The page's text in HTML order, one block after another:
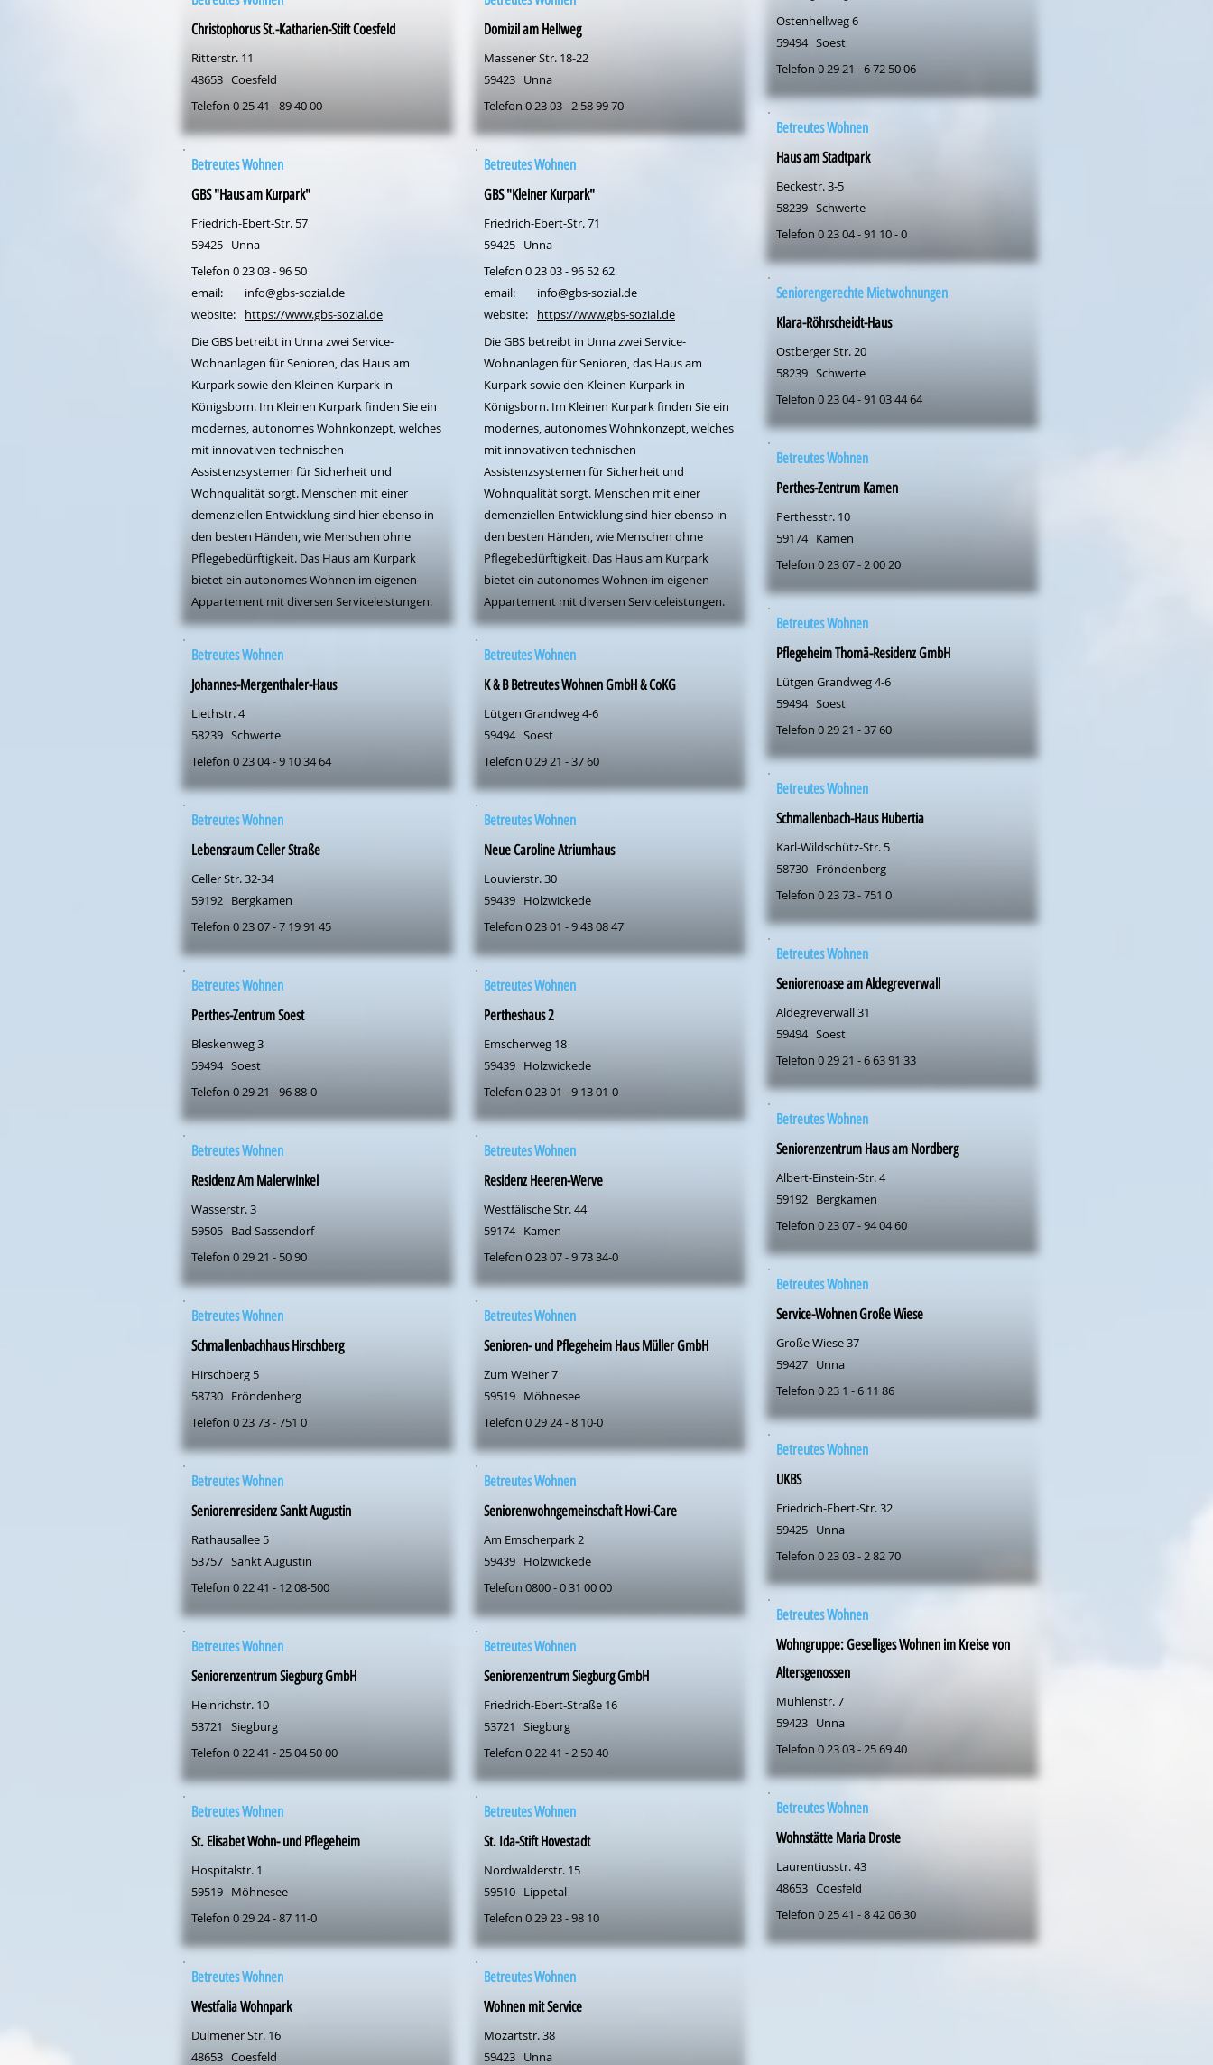
Christophorus St.-Katharien-Stift Coesfeld
Ritterstr. 11
48653 Coesfeld
Telefon 0 25 41 - 89 40 00
Betreutes Wohnen
GBS "Haus am Kurpark"
Friedrich-Ebert-Str. 57
59425 Unna
Telefon 0 23 03 - 96 50
email:
website:
info@gbs-sozial.de
https://www.gbs-sozial.de
Die GBS betreibt in Unna zwei Service-
Wohnanlagen für Senioren, das Haus am
Kurpark sowie den Kleinen Kurpark in
Königsborn. Im Kleinen Kurpark finden Sie ein
modernes, autonomes Wohnkonzept, welches
mit innovativen technischen
Assistenzsystemen für Sicherheit und
Wohnqualität sorgt. Menschen mit einer
demenziellen Entwicklung sind hier ebenso in
den besten Händen, wie Menschen ohne
Pflegebedürftigkeit. Das Haus am Kurpark
bietet ein autonomes Wohnen im eigenen
Appartement mit diversen Serviceleistungen.
Betreutes Wohnen
Johannes-Mergenthaler-Haus
Liethstr. 4
58239 Schwerte
Telefon 0 23 04 - 9 10 34 64
Betreutes Wohnen
Lebensraum Celler Straße
Celler Str. 32-34
59192 Bergkamen
Telefon 0 23 07 - 7 19 91 45
Betreutes Wohnen
Perthes-Zentrum Soest
Bleskenweg 3
59494 Soest
Telefon 0 29 21 - 96 88-0
Betreutes Wohnen
Residenz Am Malerwinkel
Wasserstr. 3
59505 Bad Sassendorf
Telefon 0 29 21 - 50 90
Betreutes Wohnen
Schmallenbachhaus Hirschberg
Hirschberg 5
58730 Fröndenberg
Telefon 0 23 73 - 751 0
Betreutes Wohnen
Seniorenresidenz Sankt Augustin
Rathausallee 5
53757 Sankt Augustin
Telefon 0 22 41 - 12 08-500
Betreutes Wohnen
Seniorenzentrum Siegburg GmbH
Heinrichstr. 10
53721
Siegburg
Telefon 0 22 41 - 25 04 50 00
Betreutes Wohnen
St. Elisabet Wohn- und Pflegeheim
Hospitalstr. 1
59519 Möhnesee
Telefon 0 29 24 - 87 11-0
Betreutes Wohnen
Westfalia Wohnpark
Dülmener Str. 16
48653 Coesfeld
Domizil am Hellweg
Massener Str. 18-22
59423 Unna
Telefon 0 23 03 - 2 58 99 70
Betreutes Wohnen
GBS "Kleiner Kurpark"
Friedrich-Ebert-Str. 71
59425 Unna
Telefon 0 23 03 - 96 52 62
email:
website:
info@gbs-sozial.de
https://www.gbs-sozial.de
Die GBS betreibt in Unna zwei Service-
Wohnanlagen für Senioren, das Haus am
Kurpark sowie den Kleinen Kurpark in
Königsborn. Im Kleinen Kurpark finden Sie ein
modernes, autonomes Wohnkonzept, welches
mit innovativen technischen
Assistenzsystemen für Sicherheit und
Wohnqualität sorgt. Menschen mit einer
demenziellen Entwicklung sind hier ebenso in
den besten Händen, wie Menschen ohne
Pflegebedürftigkeit. Das Haus am Kurpark
bietet ein autonomes Wohnen im eigenen
Appartement mit diversen Serviceleistungen.
Betreutes Wohnen
K & B Betreutes Wohnen GmbH & CoKG
Lütgen Grandweg 4-6
59494 Soest
Telefon 0 29 21 - 37 60
Betreutes Wohnen
Neue Caroline Atriumhaus
Louvierstr. 30
59439 Holzwickede
Telefon 0 23 01 - 9 43 08 47
Betreutes Wohnen
Pertheshaus 2
Emscherweg 18
59439 Holzwickede
Telefon 0 23 01 - 9 13 01-0
Betreutes Wohnen
Residenz Heeren-Werve
Westfälische Str. 44
59174 Kamen
Telefon 0 23 07 - 9 73 34-0
Betreutes Wohnen
Senioren- und Pflegeheim Haus Müller GmbH
Zum Weiher 7
59519 Möhnesee
Telefon 0 29 24 - 8 10-0
Betreutes Wohnen
Seniorenwohngemeinschaft Howi-Care
Am Emscherpark 2
59439 Holzwickede
Telefon 0800 - 0 31 00 00
Betreutes Wohnen
Seniorenzentrum Siegburg GmbH
Friedrich-Ebert-Straße 16
53721
Siegburg
Telefon 0 22 41 - 2 50 40
Betreutes Wohnen
St. Ida-Stift Hovestadt
Nordwalderstr. 15
59510 Lippetal
Telefon 0 29 23 - 98 10
Betreutes Wohnen
Wohnen mit Service
Mozartstr. 38
59423 Unna
Ostenhellweg 6
59494 Soest
Telefon 0 29 21 - 6 72 50 06
Betreutes Wohnen
Haus am Stadtpark
Beckestr. 3-5
58239 Schwerte
Telefon 0 23 04 - 91 10 - 0
Seniorengerechte Mietwohnungen
Klara-Röhrscheidt-Haus
Ostberger Str. 20
58239 Schwerte
Telefon 0 23 04 - 91 03 44 64
Betreutes Wohnen
Perthes-Zentrum Kamen
Perthesstr. 10
59174 Kamen
Telefon 0 23 07 - 2 00 20
Betreutes Wohnen
Pflegeheim Thomä-Residenz GmbH
Lütgen Grandweg 4-6
59494 Soest
Telefon 0 29 21 - 37 60
Betreutes Wohnen
Schmallenbach-Haus Hubertia
Karl-Wildschütz-Str. 5
58730 Fröndenberg
Telefon 0 23 73 - 751 0
Betreutes Wohnen
Seniorenoase am Aldegreverwall
Aldegreverwall 31
59494 Soest
Telefon 0 29 21 - 6 63 91 33
Betreutes Wohnen
Seniorenzentrum Haus am Nordberg
Albert-Einstein-Str. 4
59192 Bergkamen
Telefon 0 23 07 - 94 04 60
Betreutes Wohnen
Service-Wohnen Große Wiese
Große Wiese 37
59427 Unna
Telefon 0 23 1 - 6 11 86
Betreutes Wohnen
UKBS
Friedrich-Ebert-Str. 32
59425 Unna
Telefon 0 23 03 - 2 82 70
Betreutes Wohnen
Wohngruppe: Geselliges Wohnen im Kreise von
Altersgenossen
Mühlenstr. 7
59423 Unna
Telefon 0 23 03 - 25 69 40
Betreutes Wohnen
Wohnstätte Maria Droste
Laurentiusstr. 43
48653 Coesfeld
Telefon 0 25 41 - 8 42 06 30